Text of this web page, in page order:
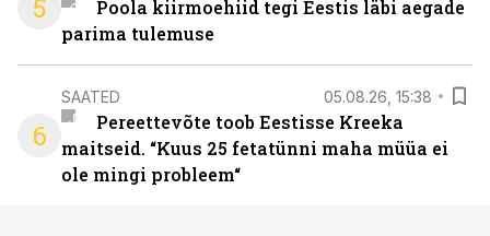
5
Poola kiirmoehiid tegi Eestis läbi aegade
parima tulemuse
6
SAATED 05.08.26, 15:38
Pereettevõte toob Eestisse Kreeka
maitseid. “Kuus 25 fetatünni maha müüa ei
ole mingi probleem“